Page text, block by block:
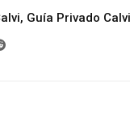
, Guía Privado Calvi